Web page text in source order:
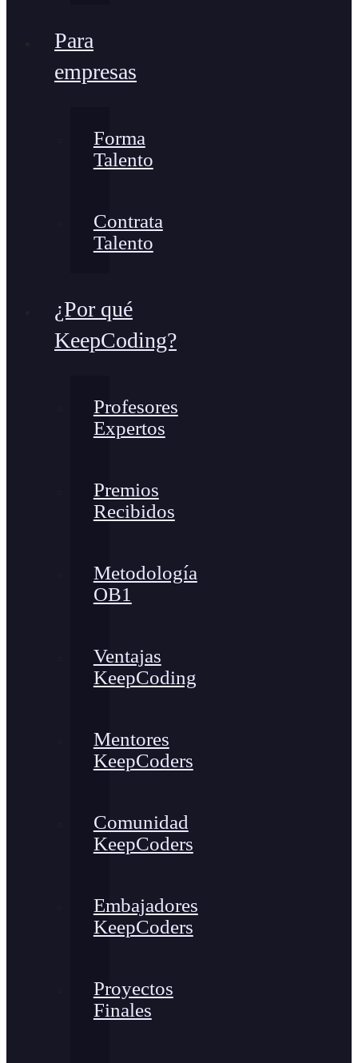
Para
empresas
Forma
Talento
Contrata
Talento
¿Por qué
KeepCoding?
Profesores
Expertos
Premios
Recibidos
Metodología
OB1
Ventajas
KeepCoding
Mentores
KeepCoders
Comunidad
KeepCoders
Embajadores
KeepCoders
Proyectos
Finales